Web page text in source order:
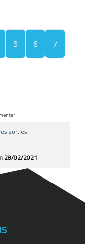
5 6
7
sorties
28/02/2021